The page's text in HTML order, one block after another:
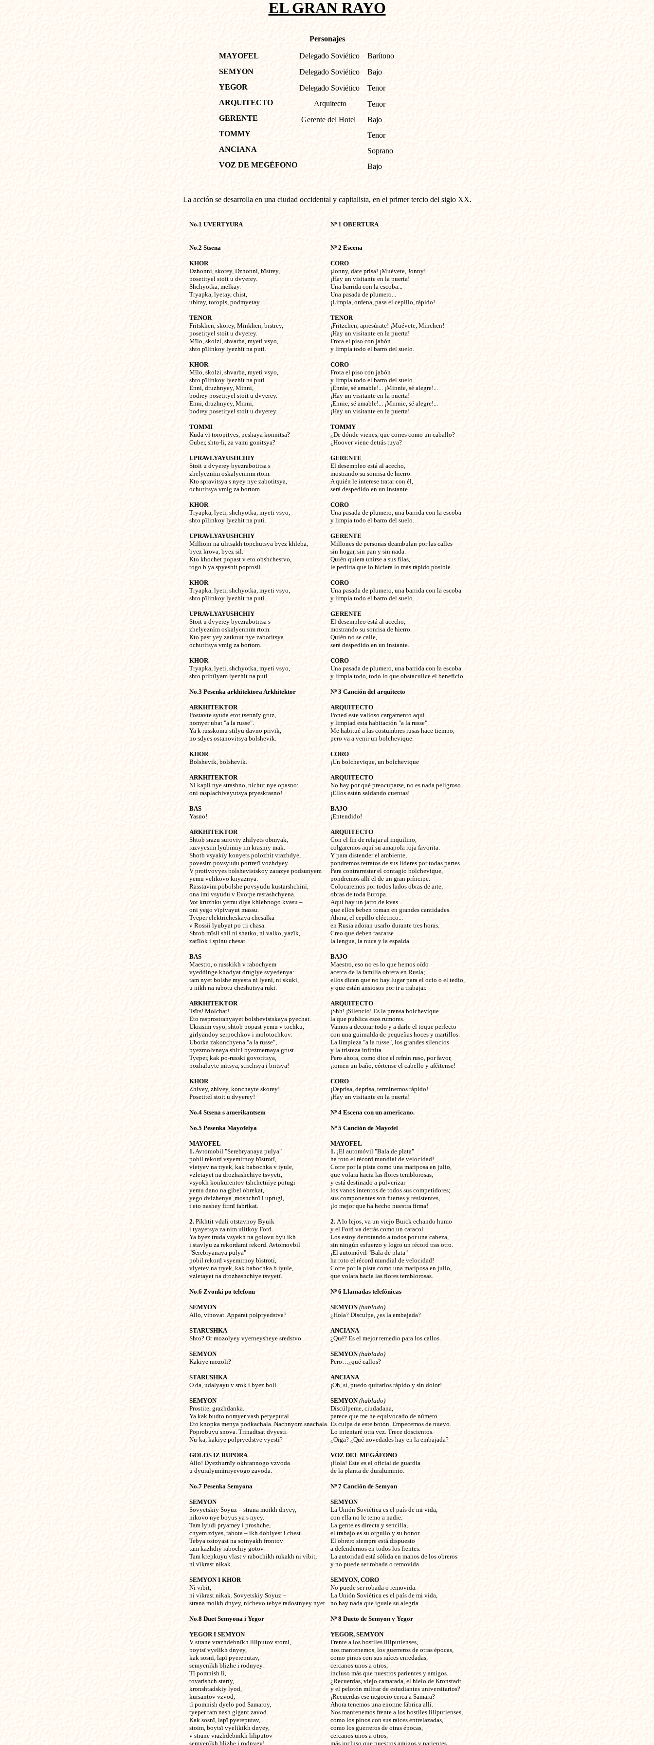
EL GRAN RAYO
Personajes
MAYOFEL
SEMYON
YEGOR
ARQUITECTO
GERENTE
TOMMY
ANCIANA
VOZ DE MEGÉFONO
Delegado Soviético
Delegado Soviético
Delegado Soviético
Arquitecto
Gerente del Hotel
Barítono
Bajo
Tenor
Tenor
Bajo
Tenor
Soprano
Bajo
La acción se desarrolla en una ciudad occidental y capitalista, en el primer tercio del siglo XX.
No.1 UVERTYURA
No.2 Stsena
KHOR
Dzhonni, skorey, Dzhonni, bïstrey,
posetityel stoit u dvyerey.
Shchyotka, melkay.
Tryapka, lyetay, chist,
ubiray, toropis, podmyetay.
TENOR
Fritskhen, skorey, Minkhen, bïstrey,
posetityel stoit u dvyerey.
Mïlo, skolzi, shvarba, myeti vsyo,
shto pïlinkoy lyezhit na puti.
KHOR
Mïlo, skolzi, shvarba, myeti vsyo,
shto pïlinkoy lyezhit na puti.
Enni, druzhnyey, Minni,
bodrey posetityel stoit u dvyerey.
Enni, druzhnyey, Minni,
bodrey posetityel stoit u dvyerey.
TOMMI
Kuda vï toropityes, peshaya konnitsa?
Guber, shto-li, za vami gonitsya?
UPRAVLYAYUSHCHIY
Stoit u dvyerey byezrabotitsa s
zhelyeznïm oskalyennïm rtom.
Kto spravitsya s nyey nye zabotitsya,
ochutitsya vmig za bortom.
KHOR
Tryapka, lyeti, shchyotka, myeti vsyo,
shto pïlinkoy lyezhit na puti.
UPRAVLYAYUSHCHIY
Millionï na ulitsakh topchutsya byez khleba,
byez krova, byez sil.
Kto khochet popast v eto obshchestvo,
togo b ya spyeshit poprosil.
KHOR
Tryapka, lyeti, shchyotka, myeti vsyo,
shto pïlinkoy lyezhit na puti.
UPRAVLYAYUSHCHIY
Stoit u dvyerey byezrabotitsa s
zhelyeznïm oskalyennïm rtom.
Kto past yey zatknut nye zabotitsya
ochutitsya vmig za bortom.
KHOR
Tryapka, lyeti, shchyotka, myeti vsyo,
shto pribïlyam lyezhit na puti.
No.3 Pesenka arkhitektora Arkhitektor
ARKHITEKTOR
Postavte syuda etot tsennïy gruz,
nomyer ubat "a la russe".
Ya k russkomu stilyu davno privïk,
no sdyes ostanovitsya bolshevik.
KHOR
Bolshevik, bolshevik.
ARKHITEKTOR
Ni kapli nye strashno, nichut nye opasno:
oni rasplachivayutsya pryeskrasno!
BAS
Yasno!
ARKHITEKTOR
Shtob srazu surovïy zhilyets obmyak,
razvyesim lyubimïy im krasnïy mak.
Shotb vsyakïy konyets polozhit vrazhdye,
povesim povsyudu portretï vozhdyey.
V protivovyes bolshevistskoy zarazye podsunyem
yemu velikovo knyaznya.
Rasstavim pobolshe povsyudu kustarshchinï,
ona imi vsyudu v Evorpe rastashchyena.
Vot kruzhku yemu dlya khlebnogo kvasu –
oni yego vïpivayut massu.
Tyeper elektricheskaya chesalka –
v Rossii lyubyat po tri chasa.
Shtob mïsli shli ni shatko, ni valko, yazïk,
zatïlok i spinu chesat.
BAS
Maestro, o russkikh v rabochyem
vyeddinge khodyat drugiye svyedenya:
tam nyet bolshe myesta ni lyeni, ni skuki,
u nikh na rabotu cheshutsya ruki.
ARKHITEKTOR
Tsïts! Molchat!
Eto rasprostranyayet bolshevistskaya pyechat.
Ukrasim vsyo, shtob popast yemu v tochku,
girlyandoy serpochkov i molotochkov.
Uborka zakonchyena "a la russe",
byezmolvnaya shir i byezmernaya grust.
Tyeper, kak po-russki govoritsya,
pozhaluyte mïtsya, strichsya i britsya!
KHOR
Zhivey, zhivey, konchayte skorey!
Posetitel stoit u dvyerey!
No.4 Stsena s amerikantsem
No.5 Pesenka Mayofelya
MAYOFEL
1.Avtomobil "Serebryanaya pulya"
pobil rekord vsyemirnoy bïstrotï,
vletyev na tryek, kak babochka v iyule,
vzletayet na drozhashchiye tsvyetï,
vsyokh konkurentov tshchetnïye potugi
yemu dano na gibel obrekat,
yego dvizhenya ,moshchnï i uprugi,
i eto nashey firmï fabrikat.
2. Pïkhtit vdali otstavnoy Byuik
i tyayetsya za nim ulitkoy Ford.
Ya byez truda vsyekh na golovu byu ikh
i stavlyu za rekordami rekord. Avtomovbil
"Serebryanaya pulya"
pobil rekord vsyemirnoy bïstrotï,
vlyetev na tryek, kak babochka b iyule,
vzletayet na drozhashchiye tsvyetï.
No.6 Zvonki po telefonu
SEMYON
Allo, vinovat. Apparat polpryedstva?
STARUSHKA
Shto? Ot mozolyey vyerneysheye sredstvo.
SEMYON
Kakiye mozoli?
STARUSHKA
O da, udalyayu v srok i byez boli.
SEMYON
Prostite, grazhdanka.
Ya kak budto nomyer vash peryeputal.
Eto knopka menya podkachala. Nachnyom snachala.
Poprobuyu snova. Trinadtsat dvyesti.
Nu-ka, kakiye polpryedstve vyesti?
GOLOS IZ RUPORA
Allo! Dyezhurnïy okhrannogo vzvoda
u dyuralyuminiyevogo zavoda.
No.7 Pesenka Semyona
SEMYON
Sovyetskiy Soyuz – strana moikh dnyey,
nikovo nye boyus ya s nyey.
Tam lyudi pryamey i proshche,
chyem zdyes, rabota – ikh doblyest i chest.
Tebya ostoyast na sotnyakh frontov
tam kazhdïy rabochiy gotov.
Tam krepkuyu vlast v rabochikh rukakh ni vïbit,
ni vïkrast nikak.
SEMYON I KHOR
Ni vïbit,
ni vïkrast nikak. Sovyetskiy Soyuz –
strana moikh dnyey, nichevo tebye radostnyey nyet.
No.8 Duet Semyona i Yegor
YEGOR I SEMYON
V strane vrazhdebnïkh liliputov stomi,
boytsï vyelikh dnyey,
kak sosnï, lapï pyereputav,
semyenïkh blizhe i rodnyey.
Tï pomnish li,
tovarishch starïy,
kronshtadskiy lyod,
kursantov vzvod,
tï pomnish dyelo pod Samaroy,
tyeper tam nash gigant zavod.
Kak sosnï, lapï pyereputav,
stoim, boytsï vyelikikh dnyey,
v strane vrazhdebnïkh liliputov
semyenïkh blizhe i rodnyey!
Nº 1 OBERTURA
Nº 2 Escena
CORO
¡Jonny, date prisa! ¡Muévete, Jonny!
¡Hay un visitante en la puerta!
Una barrida con la escoba...
Una pasada de plumero...
¡Limpia, ordena, pasa el cepillo, rápido!
TENOR
¡Fritzchen, apresúrate! ¡Muévete, Minchen!
¡Hay un visitante en la puerta!
Frota el piso con jabón
y limpia todo el barro del suelo.
CORO
Frota el piso con jabón
y limpia todo el barro del suelo.
¡Ennie, sé amable!... ¡Minnie, sé alegre!...
¡Hay un visitante en la puerta!
¡Ennie, sé amable!... ¡Minnie, sé alegre!...
¡Hay un visitante en la puerta!
TOMMY
¿De dónde vienes, que corres como un caballo?
¿Hoover viene detrás tuya?
GERENTE
El desempleo está al acecho,
mostrando su sonrisa de hierro.
A quién le interese tratar con él,
será despedido en un instante.
CORO
Una pasada de plumero, una barrida con la escoba
y limpia todo el barro del suelo.
GERENTE
Millones de personas deambulan por las calles
sin hogar, sin pan y sin nada.
Quién quiera unirse a sus filas,
le pediría que lo hiciera lo más rápido posible.
CORO
Una pasada de plumero, una barrida con la escoba
y limpia todo el barro del suelo.
GERENTE
El desempleo está al acecho,
mostrando su sonrisa de hierro.
Quién no se calle,
será despedido en un instante.
CORO
Una pasada de plumero, una barrida con la escoba
y limpia todo, todo lo que obstaculice el beneficio.
Nº 3 Canción del arquitecto
ARQUITECTO
Poned este valioso cargamento aquí
y limpiad esta habitación "a la russe".
Me habitué a las costumbres rusas hace tiempo,
pero va a venir un bolchevique.
CORO
¡Un bolchevique, un bolchevique
ARQUITECTO
No hay por qué preocuparse, no es nada peligroso.
¡Ellos están saldando cuentas!
BAJO
¡Entendido!
ARQUITECTO
Con el fin de relajar al inquilino,
colgaremos aquí su amapola roja favorita.
Y para distender el ambiente,
pondremos retratos de sus líderes por todas partes.
Para contrarrestar el contagio bolchevique,
pondremos allí el de un gran príncipe.
Colocaremos por todos lados obras de arte,
obras de toda Europa.
Aquí hay un jarro de kvas...
que ellos beben toman en grandes cantidades.
Ahora, el cepillo eléctrico...
en Rusia adoran usarlo durante tres horas.
Creo que deben rascarse
la lengua, la nuca y la espalda.
BAJO
Maestro, eso no es lo que hemos oído
acerca de la familia obrera en Rusia;
ellos dicen que no hay lugar para el ocio o el tedio,
y que están ansiosos por ir a trabajar.
ARQUITECTO
¡Shh! ¡Silencio! Es la prensa bolchevique
la que publica esos rumores.
Vamos a decorar todo y a darle el toque perfecto
con una guirnalda de pequeñas hoces y martillos.
La limpieza "a la russe", los grandes silencios
y la tristeza infinita.
Pero ahora, como dice el refrán ruso, por favor,
¡tomen un baño, córtense el cabello y aféitense!
CORO
¡Deprisa, deprisa, terminemos rápido!
¡Hay un visitante en la puerta!
Nº 4 Escena con un americano.
Nº 5 Canción de Mayofel
MAYOFEL
1. ¡El automóvil "Bala de plata"
ha roto el récord mundial de velocidad!
Corre por la pista como una mariposa en julio,
que volara hacia las flores temblorosas,
y está destinado a pulverizar
los vanos intentos de todos sus competidores;
sus componentes son fuertes y resistentes,
¡lo mejor que ha hecho nuestra firma!
2. A lo lejos, va un viejo Buick echando humo
y el Ford va detrás como un caracol.
Los estoy derrotando a todos por una cabeza,
sin ningún esfuerzo y logro un récord tras otro.
¡El automóvil "Bala de plata"
ha roto el récord mundial de velocidad!
Corre por la pista como una mariposa en julio,
que volara hacia las flores temblorosas.
Nº 6 Llamadas telefónicas
SEMYON (hablado)
¿Hola? Disculpe, ¿es la embajada?
ANCIANA
¿Qué? Es el mejor remedio para los callos.
SEMYON(hablado)
Pero…¿qué callos?
ANCIANA
¡Oh, sí, puedo quitarlos rápido y sin dolor!
SEMYON(hablado)
Discúlpeme, ciudadana,
parece que me he equivocado de número.
Es culpa de este botón. Empecemos de nuevo.
Lo intentaré otra vez. Trece doscientos.
¿Oiga? ¿Qué novedades hay en la embajada?
VOZ DEL MEGÁFONO
¡Hola! Este es el oficial de guardia
de la planta de duraluminio.
Nº 7 Canción de Semyon
SEMYON
La Unión Soviética es el país de mi vida,
con ella no le temo a nadie.
La gente es directa y sencilla,
el trabajo es su orgullo y su honor.
El obrero siempre está dispuesto
a defendernos en todos los frentes.
La autoridad está sólida en manos de los obreros
y no puede ser robada o removida.
SEMYON, CORO
No puede ser robada o removida.
La Unión Soviética es el país de mi vida,
no hay nada que iguale su alegría.
Nº 8 Dueto de Semyon y Yegor
YEGOR, SEMYON
Frente a los hostiles liliputienses,
nos mantenemos, los guerreros de otras épocas,
como pinos con sus raíces enredadas,
cercanos unos a otros,
incluso más que nuestros parientes y amigos.
¿Recuerdas, viejo camarada, el hielo de Kronstadt
y el pelotón militar de estudiantes universitarios?
¡Recuerdas ese negocio cerca a Samara?
Ahora tenemos una enorme fábrica allí.
Nos mantenemos frente a los hostiles liliputienses,
como los pinos con sus raíces entrelazadas,
como los guerreros de otras épocas,
cercanos unos a otros,
más incluso que nuestros amigos y parientes.